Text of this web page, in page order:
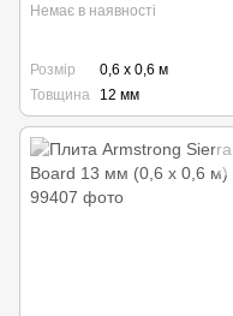
Немає в наявності
Розмір
0,6 х 0,6 м
Товщина
12 мм